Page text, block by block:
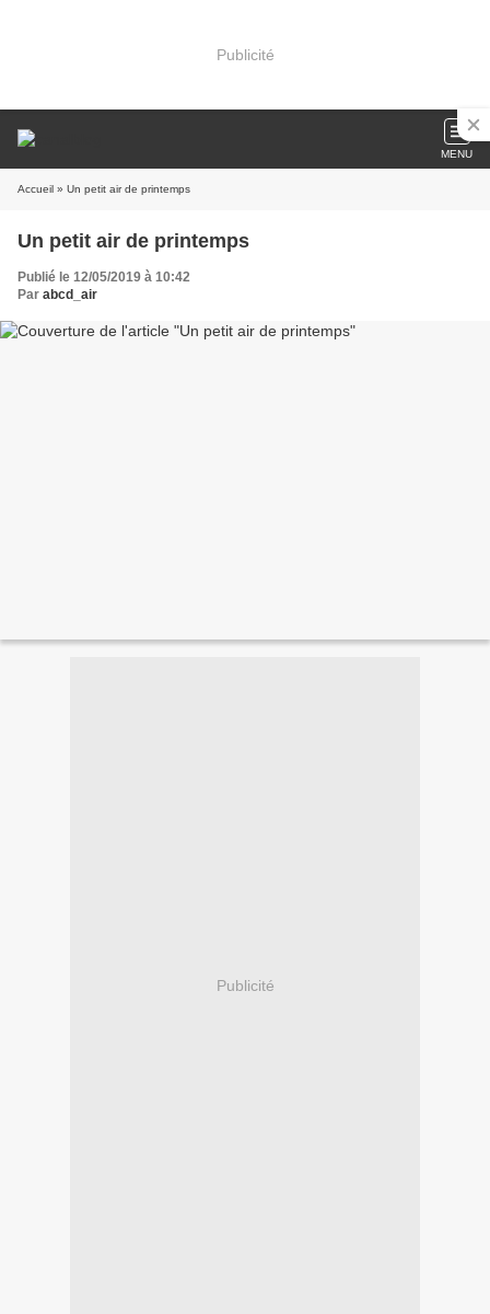
Publicité
MENU
Accueil » Un petit air de printemps
Un petit air de printemps
Publié le 12/05/2019 à 10:42
Par abcd_air
Publicité